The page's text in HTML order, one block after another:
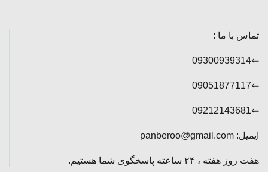
تماس با ما :
⇐09300939314
⇐09051877117
⇐09212143681
ایمیل: panberoo@gmail.com
هفت روز هفته ، ۲۴ ساعته پاسخگوی شما هستیم.